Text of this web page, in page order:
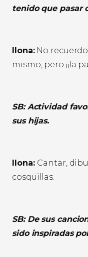
tenido que pasar
Ilona:No
mismo, pero ¡¡la
SB: Actividad
sus hijas.
Ilona: Cantar,
cosquillas.
SB: De sus
sido inspiradas